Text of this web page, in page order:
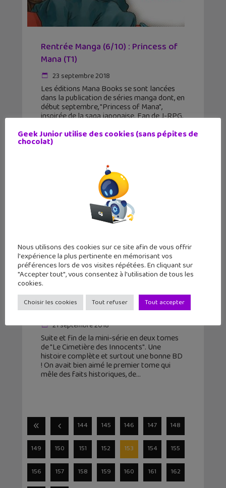
Rentrée Manga (6/10) : Princess of
Mana (T1)
23 septembre 2018
Les éditions Mana Books se sont lancées
dans la publication de séries manga dont, en
début septembre, "Princess of Mana",
inspirée de la saga japonaise. Fan de J-RPG,
La BD du week-end #50 : Le
Cimetière des Innocents (Tome 2)
21 septembre 2018
Suite et fin de la mini-série en deux tomes
de "Le Cimetière des Innocents". Une
histoire complète et surtout une bonne BD
! On avait bien aimé le premier tome qui
mêle des faits historiques, de
144 145 146 147 148
149 150 151 152 153 154 155
156 157 158 159 160 161 162
Geek Junior utilise des cookies (sans pépites de
chocolat)
Nous utilisons des cookies sur ce site afin de vous offrir
l'expérience la plus pertinente en mémorisant vos
préférences lors de vos visites répétées. En cliquant sur
"Accepter tout", vous consentez à l'utilisation de tous les
cookies.
Choisir les cookies Tout refuser Tout accepter